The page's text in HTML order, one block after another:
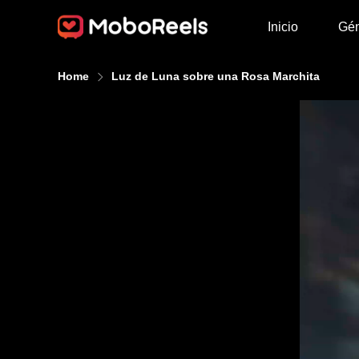
Inicio
Home Luz de Luna sobre una Rosa Marchita